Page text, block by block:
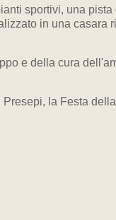
sportivi, una
in una casara
e della cura
la Festa